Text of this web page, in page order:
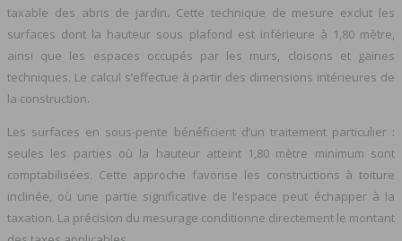
taxable des abris de jardin. Cette technique de mesure exclut les
surfaces dont la hauteur sous plafond est inférieure à 1,80 mètre,
ainsi que les espaces occupés par les murs, cloisons et gaines
techniques. Le calcul s’effectue à partir des dimensions intérieures de
la construction.
Les surfaces en sous-pente bénéficient d’un traitement particulier :
seules les parties où la hauteur atteint 1,80 mètre minimum sont
comptabilisées. Cette approche favorise les constructions à toiture
inclinée, où une partie significative de l’espace peut échapper à la
taxation. La précision du mesurage conditionne directement le montant